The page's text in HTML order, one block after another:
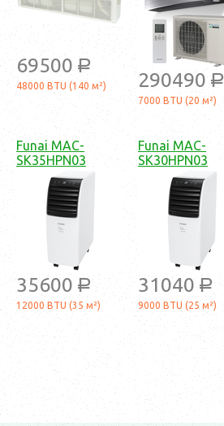
69500 a
48000 BTU (140 м²) 290490 a
7000 BTU (20 м²)
Funai MAC-
SK35HPN03
35600 a
12000 BTU (35 м²)
Funai MAC-
SK30HPN03
31040 a
9000 BTU (25 м²)